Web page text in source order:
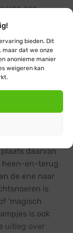
bieden. Dit
maar dat we onze
anonieme manier
weigeren kan
een
voor het
van 10
en takken van
er
Bij dit
te werken
daarvan
heen-en-terug
de ene naar
is
‘magisch
is ook
uitleg over